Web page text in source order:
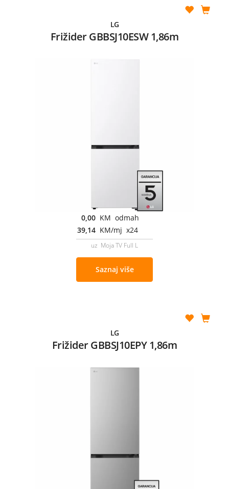
LG
Frižider GBBSJ10ESW 1,86m
0,00 KM odmah
39,14 KM/mj x24
uz Moja TV Full L
Saznaj više
LG
Frižider GBBSJ10EPY 1,86m